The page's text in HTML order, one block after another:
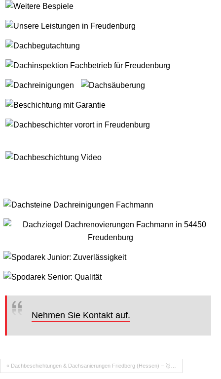
Nehmen Sie Kontakt auf.
« Dachbeschichtungen & Dachsanierungen Friedberg (Hessen) – 🥇…